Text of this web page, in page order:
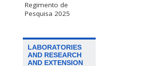
Regimento de
Pesquisa 2025
LABORATORIES
AND RESEARCH
AND EXTENSION